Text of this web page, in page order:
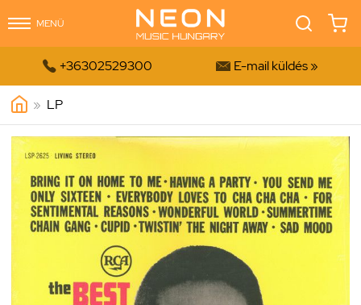
MENÜ
 +36302529300  E-mail küldés »
» LP